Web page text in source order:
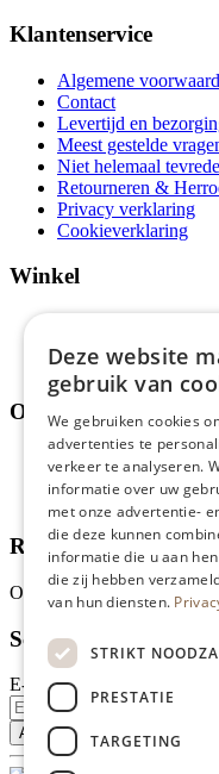
Klantenservice
Algemene
Contact
Levertijd en
Meest gestelde
Niet helemaal
Retourneren &
Privacy verklaring
Cookieverklaring
Winkel
Assortiment
Thema's
Over ons
Wie zijn wij?
Recepten
Tips
Recensies
Onze klanten waarderen
Schrijf je in voor
E-mailadres
Deze website
gebruik van
We gebruiken cookies
advertenties te
verkeer te analyseren.
informatie over uw
met onze advertentie-
die deze kunnen
informatie die u aan
die zij hebben
van hun diensten.
STRIKT
PRESTATIE
TARGETING